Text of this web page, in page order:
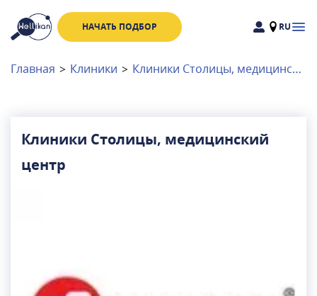
НАЧАТЬ ПОДБОР RU
Доктора
Клиники
Главная > Клиники > Клиники Столицы, медицинский центр
Клиники Столицы, медицинский
центр